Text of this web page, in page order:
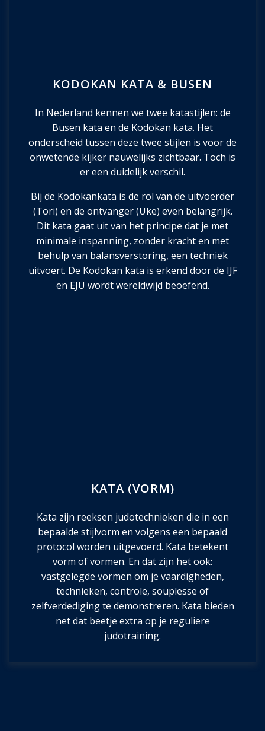
KODOKAN KATA & BUSEN
In Nederland kennen we twee katastijlen: de
Busen kata en de Kodokan kata. Het
onderscheid tussen deze twee stijlen is voor de
onwetende kijker nauwelijks zichtbaar. Toch is
er een duidelijk verschil.
Bij de Kodokankata is de rol van de uitvoerder
(Tori) en de ontvanger (Uke) even belangrijk.
Dit kata gaat uit van het principe dat je met
minimale inspanning, zonder kracht en met
behulp van balansverstoring, een techniek
uitvoert. De Kodokan kata is erkend door de IJF
en EJU wordt wereldwijd beoefend.
KATA (VORM)
Kata zijn reeksen judotechnieken die in een
bepaalde stijlvorm en volgens een bepaald
protocol worden uitgevoerd. Kata betekent
vorm of vormen. En dat zijn het ook:
vastgelegde vormen om je vaardigheden,
technieken, controle, souplesse of
zelfverdediging te demonstreren. Kata bieden
net dat beetje extra op je reguliere
judotraining.